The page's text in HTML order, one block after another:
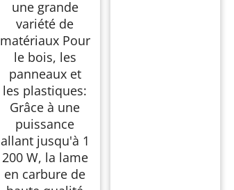
une grande
variété de
matériaux Pour
le bois, les
panneaux et
les plastiques:
Grâce à une
puissance
allant jusqu'à 1
200 W, la lame
en carbure de